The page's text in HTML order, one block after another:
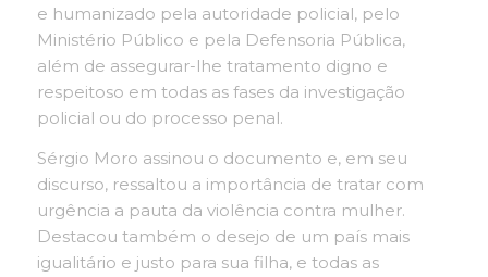
e humanizado pela autoridade policial, pelo
Ministério Público e pela Defensoria Pública,
além de assegurar-lhe tratamento digno e
respeitoso em todas as fases da investigação
policial ou do processo penal.
Sérgio Moro assinou o documento e, em seu
discurso, ressaltou a importância de tratar com
urgência a pauta da violência contra mulher.
Destacou também o desejo de um país mais
igualitário e justo para sua filha, e todas as